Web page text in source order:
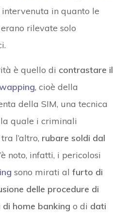
intervenuta in quanto le
rilevate solo
è quello di contrastare il
, cioè della
della SIM, una tecnica
quale i criminali
l’altro, rubare soldi dal
noto, infatti, i pericolosi
sono mirati al furto di
delle procedure di
home banking o di dati